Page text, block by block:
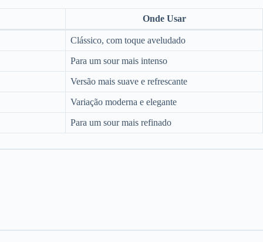
Onde Usar
Clássico, com toque aveludado
Para um sour mais intenso
Versão mais suave e refrescante
Variação moderna e elegante
Para um sour mais refinado